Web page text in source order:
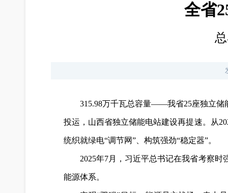
全省
315.98万千瓦总容量——我省25座独立储
投运，山西省独立储能电站建设再提速。从
统织就绿电“调节网”、构筑强劲“稳定器”。
2025年7月，习近平总书记在我省考察时
能源体系。